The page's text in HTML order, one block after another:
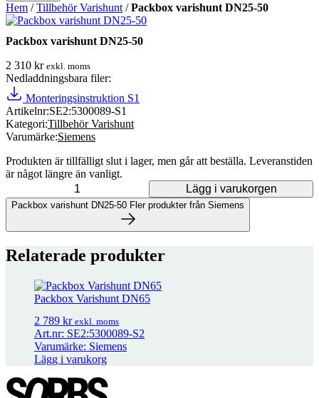
Hem /Tillbehör Varishunt /Packbox varishunt DN25-50
Packbox varishunt DN25-50
2 310 kr exkl. moms
Nedladdningsbara filer:
Monteringsinstruktion S1
Artikelnr:SE2:5300089-S1
Kategori:Tillbehör Varishunt
Varumärke:Siemens
Produkten är tillfälligt slut i lager, men går att beställa. Leveranstiden
är något längre än vanligt.
Packbox varishunt DN25-50 mängd
Lägg i varukorgen
Packbox varishunt DN25-50 Fler produkter från Siemens
Fler produkter från Siemens
Adapter för Siemens SAX/SKD på Schneider/TAC ventiler
Relaterade produkter
Packbox Varishunt DN65
2 789 kr exkl. moms
Art.nr: SE2:5300089-S2
Varumärke: Siemens
Lägg i varukorg